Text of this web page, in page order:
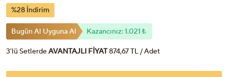
%28 İndirim
Bugün Al Uyguna Al Kazancınız: 1.021 ₺
3'lü SetlerdeAVANTAJLI FİYAT874,67 TL / Adet